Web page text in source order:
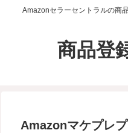
Amazonセラーセントラルの商
商品登
Amazonマケプレ